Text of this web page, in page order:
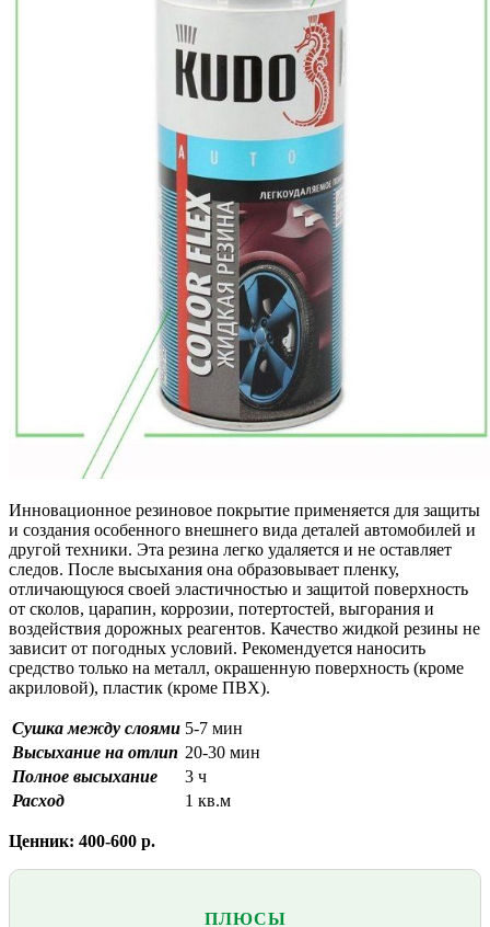
Инновационное резиновое покрытие применяется для защиты
и создания особенного внешнего вида деталей автомобилей и
другой ‎техники. Эта резина легко удаляется и не оставляет
следов. После высыхания она образовывает пленку,
отличающуюся своей эластичностью и защитой поверхность
от сколов, царапин, ‎коррозии, потертостей, выгорания и
воздействия дорожных реагентов. Качество жидкой резины не
зависит от погодных условий. Рекомендуется наносить
средство только на металл, окрашенную поверхность (кроме
акриловой), пластик (кроме ‎ПВХ).
Сушка между слоями 5-7 мин
Высыхание на отлип 20-30 мин
Полное высыхание
3 ч
Расход
1 кв.м
Ценник: 400-600 р.
ПЛЮСЫ